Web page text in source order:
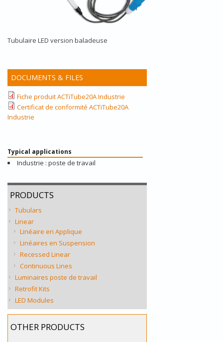
Tubulaire LED version baladeuse
DOCUMENTS & FILES
Fiche produit ACTiTube20A Industrie
Certificat de conformité ACTiTube20A
Industrie
Typical applications
Industrie : poste de travail
PRODUCTS
Tubulars
Linear
Linéaire en Applique
Linéaires en Suspension
Recessed Linear
Continuous Lines
Luminaires poste de travail
Retrofit Kits
LED Modules
OTHER PRODUCTS